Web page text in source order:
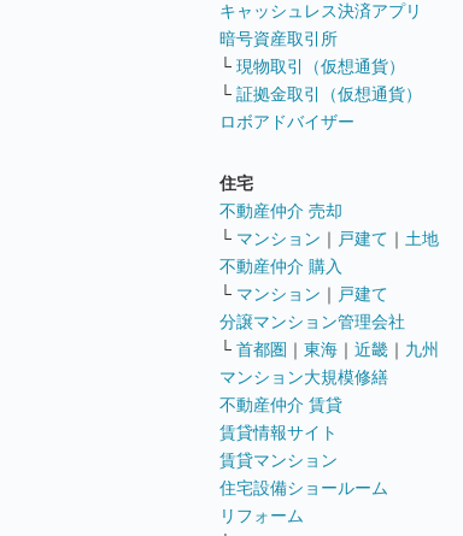
キャッシュレス決済アプリ
暗号資産取引所
└ 現物取引（仮想通貨）
└ 証拠金取引（仮想通貨）
ロボアドバイザー
住宅
不動産仲介 売却
└ マンション ｜ 戸建て ｜ 土地
不動産仲介 購入
└ マンション ｜ 戸建て
分譲マンション管理会社
└ 首都圏 ｜ 東海 ｜ 近畿 ｜ 九州
マンション大規模修繕
不動産仲介 賃貸
賃貸情報サイト
賃貸マンション
住宅設備ショールーム
リフォーム